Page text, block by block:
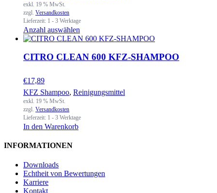
exkl. 19 % MwSt.
zzgl. Versandkosten
Lieferzeit: 1 - 3 Werktage
Anzahl auswählen
CITRO CLEAN 600 KFZ-SHAMPOO
€17,89
KFZ Shampoo, Reinigungsmittel
exkl. 19 % MwSt.
zzgl. Versandkosten
Lieferzeit: 1 - 3 Werktage
In den Warenkorb
INFORMATIONEN
Downloads
Echtheit von Bewertungen
Karriere
Kontakt